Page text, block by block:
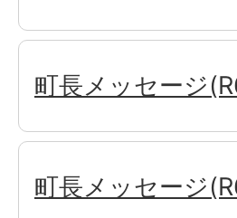
町長メッセージ
町長メッセージ